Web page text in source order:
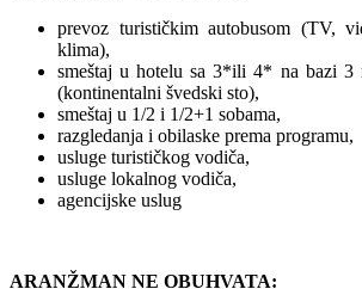
prevoz turističkim autobusom (TV,
klima),
smeštaj u hotelu sa 3*ili 4* na bazi 3
(kontinentalni švedski sto),
smeštaj u 1/2 i 1/2+1 sobama,
razgledanja i obilaske prema programu,
usluge turističkog vodiča,
usluge lokalnog vodiča,
agencijske uslug
ARANŽMAN NE OBUHVATA: